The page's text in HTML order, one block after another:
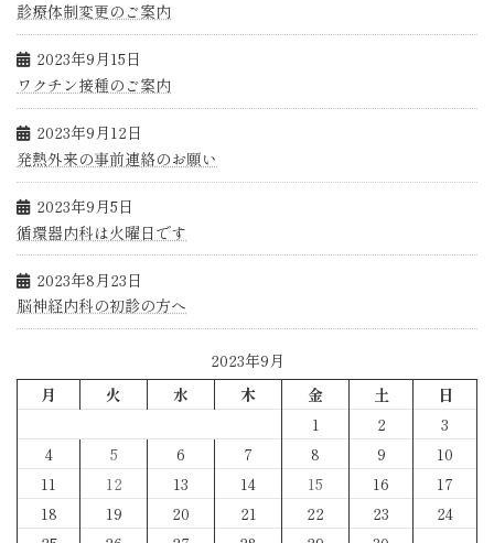
診療体制変更のご案内
2023年9月15日
ワクチン接種のご案内
2023年9月12日
発熱外来の事前連絡のお願い
2023年9月5日
循環器内科は火曜日です
2023年8月23日
脳神経内科の初診の方へ
2023年9月
月
火 水 木 金 土
日
1
2
3
4
5 6 7 8 9
10
11
12 13 14 15 16
17
18
19 20 21 22 23
24